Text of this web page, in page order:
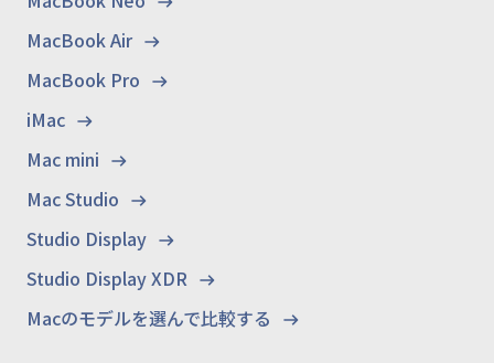
MacBook Air
MacBook Pro
iMac
Mac mini
Mac Studio
Studio Display
Studio Display XDR
Macのモデルを選んで比較する